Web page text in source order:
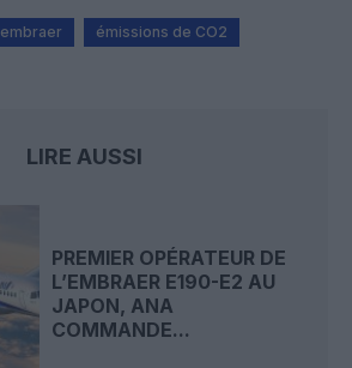
embraer émissions de CO2
LIRE AUSSI
PREMIER OPÉRATEUR DE
L’EMBRAER E190-E2 AU
JAPON, ANA
COMMANDE...